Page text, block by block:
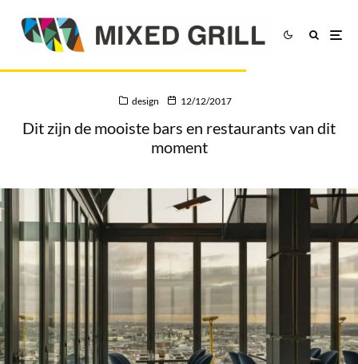
design 12/12/2017
Dit zijn de mooiste bars en restaurants van dit
moment